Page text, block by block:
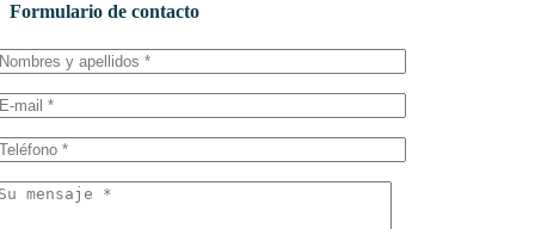
Formulario de contacto